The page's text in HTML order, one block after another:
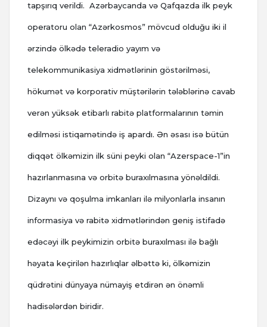
tapşırıq verildi. Azərbaycanda və Qafqazda ilk peyk
operatoru olan “Azərkosmos” mövcud olduğu iki il
ərzində ölkədə teleradio yayım və
telekommunikasiya xidmətlərinin göstərilməsi,
hökumət və korporativ müştərilərin tələblərinə cavab
verən yüksək etibarlı rabitə platformalarının təmin
edilməsi istiqamətində iş apardı. Ən əsası isə bütün
diqqət ölkəmizin ilk süni peyki olan “Azerspace-1”in
hazırlanmasına və orbitə buraxılmasına yönəldildi.
Dizaynı və qoşulma imkanları ilə milyonlarla insanın
informasiya və rabitə xidmətlərindən geniş istifadə
edəcəyi ilk peykimizin orbitə buraxılması ilə bağlı
həyata keçirilən hazırlıqlar əlbəttə ki, ölkəmizin
qüdrətini dünyaya nümayiş etdirən ən önəmli
hadisələrdən biridir.